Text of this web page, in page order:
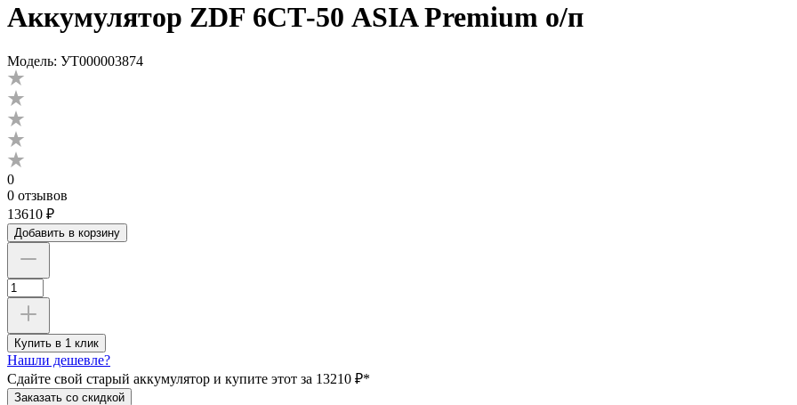
Аккумулятор ZDF 6СТ-50 ASIA Premium о/п
Модель: УТ000003874
0
0 отзывов
13610 ₽
Добавить в корзину
Купить в 1 клик
Нашли дешевле?
Сдайте свой старый аккумулятор и купите этот за 13210 ₽*
Заказать со скидкой